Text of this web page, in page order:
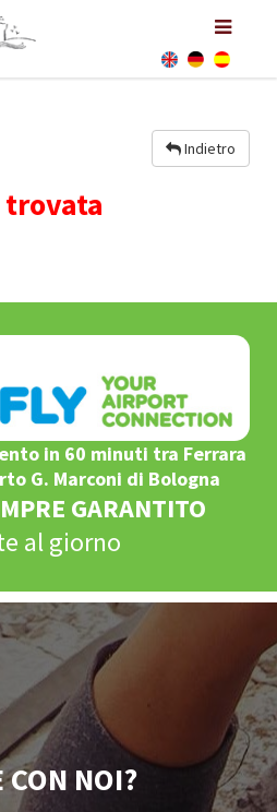
Indietro
in 60 minuti tra Ferrara
G. Marconi di Bologna
GARANTITO
al giorno
CON NOI?